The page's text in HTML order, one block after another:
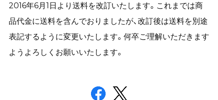
2016年6月1日より送料を改訂いたします。これまでは商
品代金に送料を含んでおりましたが、改訂後は送料を別途
表記するように変更いたします。何卒ご理解いただきます
ようよろしくお願いいたします。